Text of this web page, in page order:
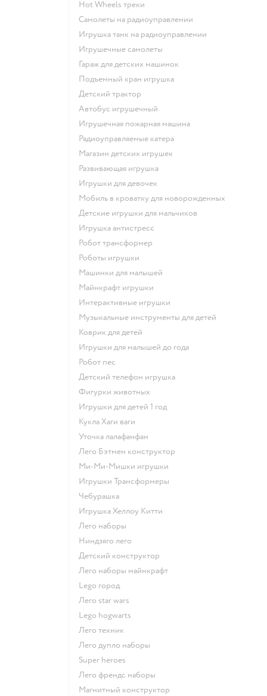
Hot Wheels треки
Самолеты на радиоуправлении
Игрушка танк на радиоуправлении
Игрушечные самолеты
Гараж для детских машинок
Подъемный кран игрушка
Детский трактор
Автобус игрушечный
Игрушечная пожарная машина
Радиоуправляемые катера
Магазин детских игрушек
Развивающая игрушка
Игрушки для девочек
Мобиль в кроватку для новорожденных
Детские игрушки для мальчиков
Игрушка антистресс
Робот трансформер
Роботы игрушки
Машинки для малышей
Майнкрафт игрушки
Интерактивные игрушки
Музыкальные инструменты для детей
Коврик для детей
Игрушки для малышей до года
Робот пес
Детский телефон игрушка
Фигурки животных
Игрушки для детей 1 год
Кукла Хаги ваги
Уточка лалафанфан
Лего Бэтмен конструктор
Ми-Ми-Мишки игрушки
Игрушки Трансформеры
Чебурашка
Игрушка Хеллоу Китти
Лего наборы
Ниндзяго лего
Детский конструктор
Лего наборы майнкрафт
Lego город
Лего star wars
Lego hogwarts
Лего техник
Лего дупло наборы
Super heroes
Лего френдс наборы
Магнитный конструктор